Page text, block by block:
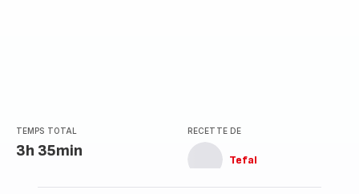
TEMPS TOTAL
3h 35min
RECETTE DE
Tefal